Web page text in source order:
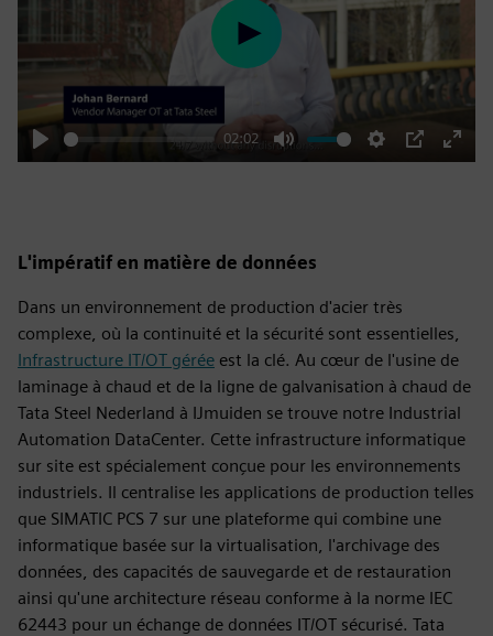
Play
02:02
Mute Settings
PIP
Enter
Play
L'impératif en matière de données
Dans un environnement de production d'acier très
complexe, où la continuité et la sécurité sont essentielles,
Infrastructure IT/OT gérée est la clé. Au cœur de l'usine de
laminage à chaud et de la ligne de galvanisation à chaud de
Tata Steel Nederland à IJmuiden se trouve notre Industrial
Automation DataCenter. Cette infrastructure informatique
sur site est spécialement conçue pour les environnements
industriels. Il centralise les applications de production telles
que SIMATIC PCS 7 sur une plateforme qui combine une
informatique basée sur la virtualisation, l'archivage des
données, des capacités de sauvegarde et de restauration
ainsi qu'une architecture réseau conforme à la norme IEC
62443 pour un échange de données IT/OT sécurisé. Tata